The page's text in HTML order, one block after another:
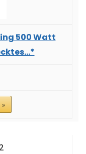
500 Watt
2